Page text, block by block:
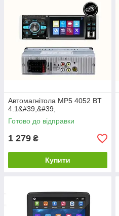
Автомагнітола MP5 4052 BT
4.1&#39;&#39;
Готово до відправки
1 279 ₴
Купити